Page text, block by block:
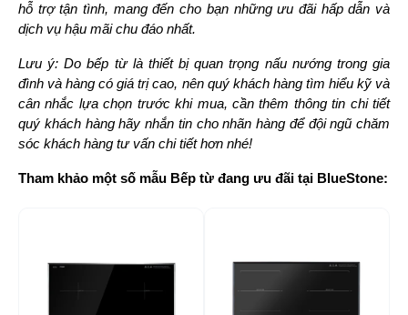
hỗ trợ tận tình, mang đến cho bạn những ưu đãi hấp dẫn và
dịch vụ hậu mãi chu đáo nhất.
Lưu ý: Do bếp từ là thiết bị quan trọng nấu nướng trong gia
đình và hàng có giá trị cao, nên quý khách hàng tìm hiểu kỹ và
cân nhắc lựa chọn trước khi mua, cần thêm thông tin chi tiết
quý khách hàng hãy nhắn tin cho nhãn hàng để đội ngũ chăm
sóc khách hàng tư vấn chi tiết hơn nhé!
Tham khảo một số mẫu Bếp từ đang ưu đãi tại BlueStone: